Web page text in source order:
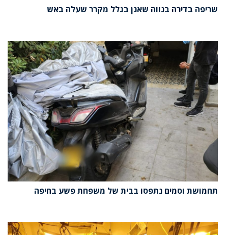
שריפה בדירה בנווה שאנן בגלל מקרר שעלה באש
תחמושת וסמים נתפסו בבית של משפחת פשע בחיפה